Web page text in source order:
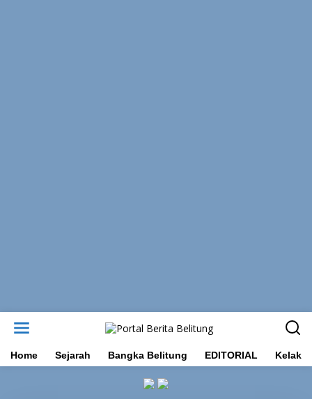
t
Home Sejarah Bangka Belitung EDITORIAL Kelakar